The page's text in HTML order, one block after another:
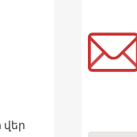
վեր